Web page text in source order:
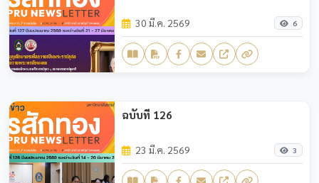
30 มี.ค. 2569 6
ฉบับที่ 126
23 มี.ค. 2569 3